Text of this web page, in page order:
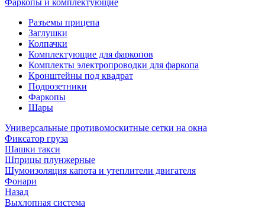
Фаркопы и комплектующие
Разъемы прицепа
Заглушки
Колпачки
Комплектующие для фаркопов
Комплекты электропроводки для фаркопа
Кронштейны под квадрат
Подрозетники
Фаркопы
Шары
Универсальные противомоскитные сетки на окна
Фиксатор груза
Шашки такси
Шприцы плунжерные
Шумоизоляция капота и утеплители двигателя
Фонари
Назад
Выхлопная система